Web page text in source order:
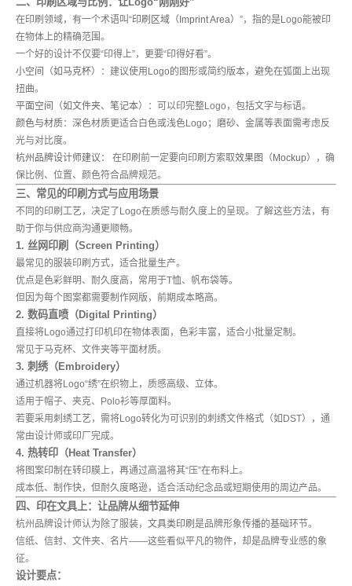
在印刷领域，有一个术语叫“印刷区域（Imprint Area） ”，指的是Logo能被印
在物体上的精确范围。
一个好的设计不仅要“印得上”，更要“印得好看”。
小空间（如马克杯）
：建议使用Logo的图形或简约版本，避免在弧面上出现
扭曲。
平面空间（如文件夹、笔记本）
：可以印完整Logo，包括文字与标语。
颜色与材质：深色材质更适合白色或浅色Logo；磨砂、金属等表面需考虑反
光与对比度。
杭州品牌设计师建议：
在印刷前一定要向印刷方索取效果图（Mockup）
，确
保比例、位置、颜色符合品牌规范。
三、常见的印刷方式与应用场景
不同的印刷工艺，决定了Logo在质感与耐久度上的呈现。了解这些方法，有
助于你与供应商沟通更顺畅。
1. 丝网印刷（Screen Printing）
最常见的服装印刷方式，适合批量生产。
优点是色彩鲜明、耐久度高，常用于T恤、帆布袋等。
但因为每个图案都需要制作网版，前期成本略高。
2. 数码直喷（Digital Printing）
直接将Logo通过打印机印在物体表面，色彩丰富，适合小批量定制。
常见于马克杯、文件夹等平面材质。
3. 刺绣（Embroidery）
通过机器将Logo“绣”在织物上，质感高级、立体。
适用于帽子、夹克、Polo衫等厚面料。
若要采用刺绣工艺，需将Logo转化为可识别的刺绣文件格式（如DST），通
常由设计师或印厂完成。
4. 热转印（Heat Transfer）
将图案印制在转印膜上，再通过高温将其“压”在布料上。
成本低、制作快，但耐久度略逊，适合活动纪念品或短期使用的周边产品。
四、印在文具上：让品牌从细节延伸
杭州品牌设计师认为除了服装， 文具类印刷 是品牌形象传播的基础环节。
信纸、信封、文件夹、名片——这些看似平凡的物件，却是品牌专业感的象
征。
设计要点：